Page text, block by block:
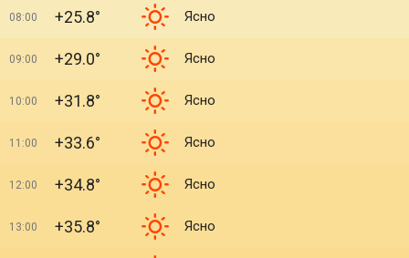
08:00 +25.8° Ясно
09:00 +29.0° Ясно
10:00 +31.8° Ясно
11:00 +33.6° Ясно
12:00 +34.8° Ясно
13:00 +35.8° Ясно